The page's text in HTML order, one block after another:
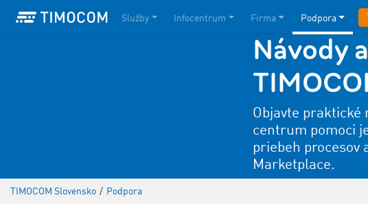
Služby Infocentrum Firma Podpora
Návody
Objavte praktické
centrum pomoci
priebeh procesov
Marketplace.
TIMOCOM Slovensko / Podpora